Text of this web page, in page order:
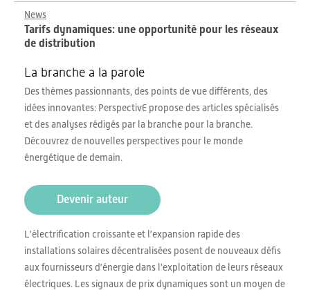
News
Tarifs dynamiques: une opportunité pour les réseaux
de distribution
La branche a la parole
Des thèmes passionnants, des points de vue différents, des
idées innovantes: PerspectivE propose des articles spécialisés
et des analyses rédigés par la branche pour la branche.
Découvrez de nouvelles perspectives pour le monde
énergétique de demain.
Devenir auteur
L'électrification croissante et l'expansion rapide des
installations solaires décentralisées posent de nouveaux défis
aux fournisseurs d'énergie dans l'exploitation de leurs réseaux
électriques. Les signaux de prix dynamiques sont un moyen de